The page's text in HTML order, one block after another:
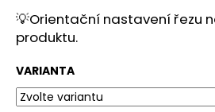
💡Orientační nastavení řezu
produktu.
VARIANTA
č
u
j
e
m
e